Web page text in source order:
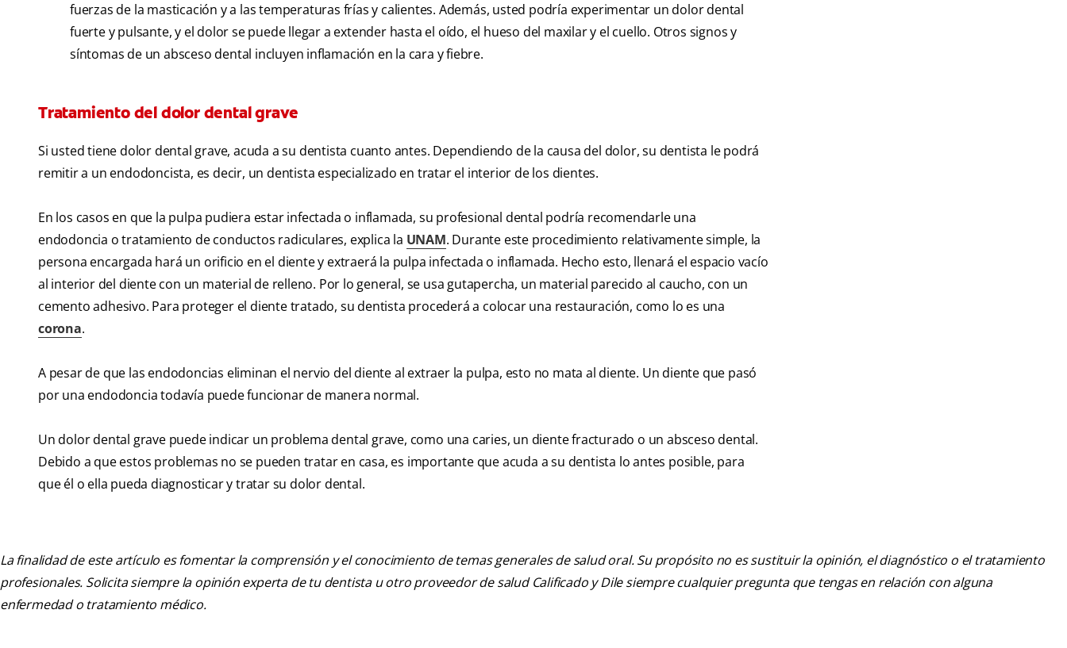
fuerzas de la masticación y a las temperaturas frías y calientes. Además, usted podría experimentar un dolor dental
fuerte y pulsante, y el dolor se puede llegar a extender hasta el oído, el hueso del maxilar y el cuello. Otros signos y
síntomas de un absceso dental incluyen inflamación en la cara y fiebre.
Tratamiento del dolor dental grave
Si usted tiene dolor dental grave, acuda a su dentista cuanto antes. Dependiendo de la causa del dolor, su dentista le podrá
remitir a un endodoncista, es decir, un dentista especializado en tratar el interior de los dientes.
En los casos en que la pulpa pudiera estar infectada o inflamada, su profesional dental podría recomendarle una
endodoncia o tratamiento de conductos radiculares, explica la UNAM. Durante este procedimiento relativamente simple, la
persona encargada hará un orificio en el diente y extraerá la pulpa infectada o inflamada. Hecho esto, llenará el espacio vacío
al interior del diente con un material de relleno. Por lo general, se usa gutapercha, un material parecido al caucho, con un
cemento adhesivo. Para proteger el diente tratado, su dentista procederá a colocar una restauración, como lo es una
corona.
A pesar de que las endodoncias eliminan el nervio del diente al extraer la pulpa, esto no mata al diente. Un diente que pasó
por una endodoncia todavía puede funcionar de manera normal.
Un dolor dental grave puede indicar un problema dental grave, como una caries, un diente fracturado o un absceso dental.
Debido a que estos problemas no se pueden tratar en casa, es importante que acuda a su dentista lo antes posible, para
que él o ella pueda diagnosticar y tratar su dolor dental.
La finalidad de este artículo es fomentar la comprensión y el conocimiento de temas generales de salud oral. Su propósito no es sustituir la opinión, el diagnóstico o el tratamiento
profesionales. Solicita siempre la opinión experta de tu dentista u otro proveedor de salud Calificado y Dile siempre cualquier pregunta que tengas en relación con alguna
enfermedad o tratamiento médico.